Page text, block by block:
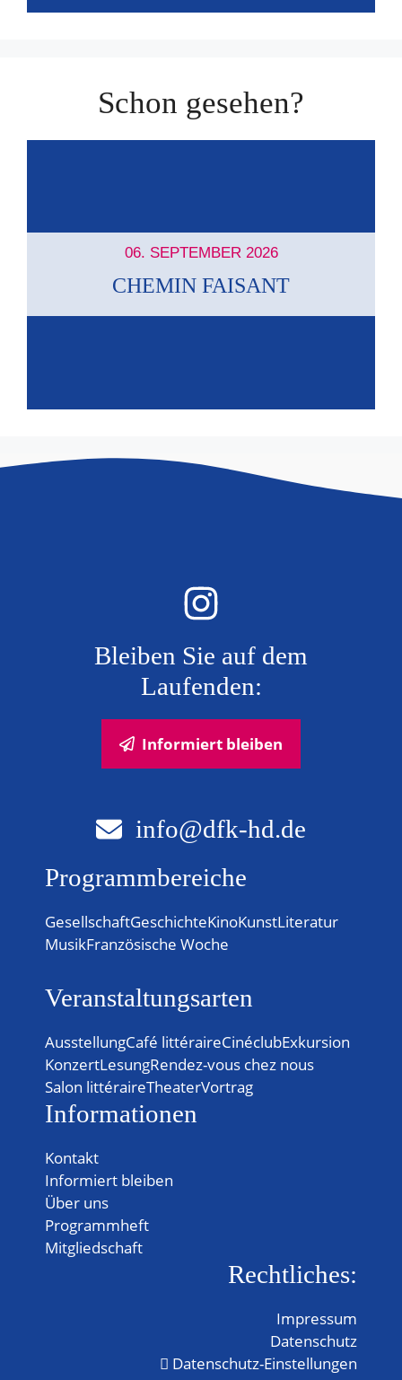
Schon gesehen?
06. SEPTEMBER 2026
CHEMIN FAISANT
Bleiben Sie auf dem
Laufenden:
Informiert bleiben
info@dfk-hd.de
Programmbereiche
GesellschaftGeschichteKinoKunstLiteratur
MusikFranzösische Woche
Veranstaltungsarten
AusstellungCafé littéraireCinéclubExkursion
KonzertLesungRendez-vous chez nous
Salon littéraireTheaterVortrag
Informationen
Kontakt
Informiert bleiben
Über uns
Programmheft
Mitgliedschaft
Rechtliches:
Impressum
Datenschutz
Datenschutz-Einstellungen